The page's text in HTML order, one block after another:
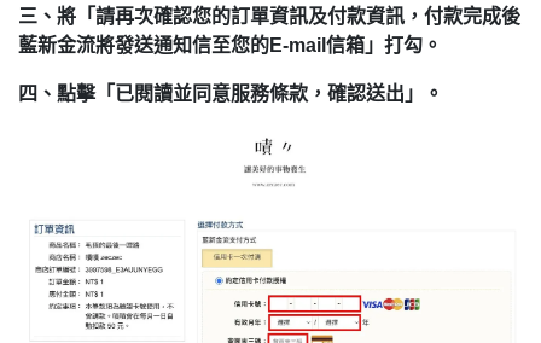
三、將「請再次確認您的訂單資訊及付款資訊，付款完成後
藍新金流將發送通知信至您的E-mail信箱」打勾。
四、點擊「已閱讀並同意服務條款，確認送出」。